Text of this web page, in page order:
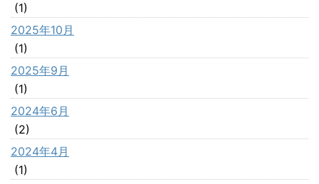
(1)
2025年10月
(1)
2025年9月
(1)
2024年6月
(2)
2024年4月
(1)